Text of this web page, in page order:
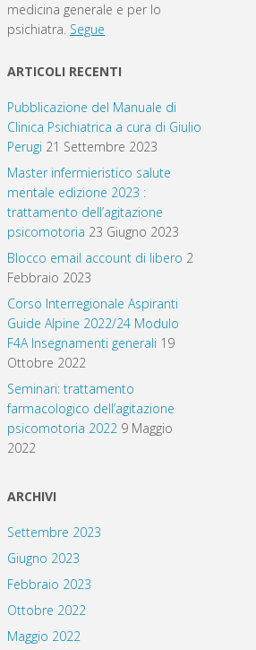
medicina generale e per lo
psichiatra. Segue
ARTICOLI RECENTI
Pubblicazione del Manuale di
Clinica Psichiatrica a cura di Giulio
Perugi 21 Settembre 2023
Master infermieristico salute
mentale edizione 2023 :
trattamento dell’agitazione
psicomotoria 23 Giugno 2023
Blocco email account di libero 2
Febbraio 2023
Corso Interregionale Aspiranti
Guide Alpine 2022/24 Modulo
F4A Insegnamenti generali 19
Ottobre 2022
Seminari: trattamento
farmacologico dell’agitazione
psicomotoria 2022 9 Maggio
2022
ARCHIVI
Settembre 2023
Giugno 2023
Febbraio 2023
Ottobre 2022
Maggio 2022